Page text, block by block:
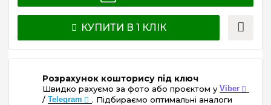
КУПИТИ В 1 КЛІК
Розрахунок кошторису під ключ
Швидко рахуємо за фото або проєктом у Viber
/ Telegram
. Підбираємо оптимальні аналоги